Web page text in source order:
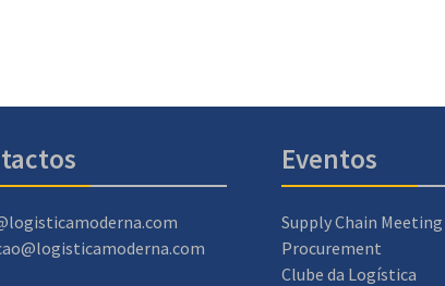
Eventos
Supply Chain Meeting
Procurement
Clube da Logística